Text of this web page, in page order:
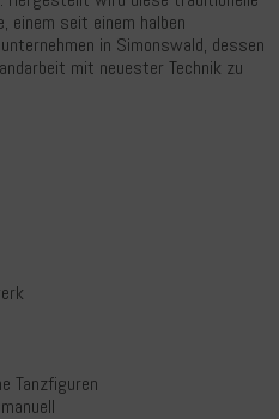
einem seit einem halben
in Simonswald, dessen
mit neuester Technik zu
Tanzfiguren